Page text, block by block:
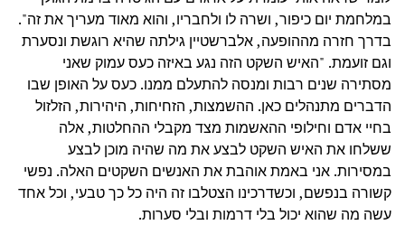
במלחמת יום כיפור, ושרה לו ולחבריו, והוא מאוד מעריך את זה".
בדרך חזרה מההופעה, אלברשטיין גילתה שהיא רוגשת ונסערת
וגם זועמת. "האיש השקט הזה נגע באיזה כעס עמוק שאני
מסתירה שנים רבות ומנסה להתעלם ממנו. כעס על האופן שבו
הדברים מתנהלים כאן. ההשמצות, הזחיחות, היהירות, הזלזול
בחיי אדם וחילופי ההאשמות מצד מקבלי ההחלטות, אלה
ששלחו את האיש השקט לבצע את מה שהיה מוכן לבצע
במסירות. אני באמת אוהבת את האנשים השקטים האלה. נפשי
קשורה בנפשם, וכשדרכינו הצטלבו זה היה כל כך טבעי, וכל אחד
עשה מה שהוא יכול בלי דרמות ובלי סערות.